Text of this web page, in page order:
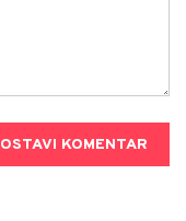
OSTAVI KOMENTAR